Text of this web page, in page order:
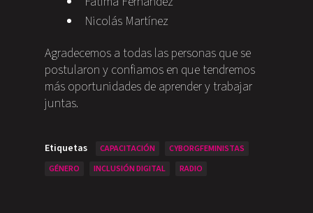
Nicolás Martínez
Agradecemos a todas las personas que se
postularon y confiamos en que tendremos
más oportunidades de aprender y trabajar
juntas.
Etiquetas CAPACITACIÓN
CYBORGFEMINISTAS
GÉNERO
INCLUSIÓN DIGITAL RADIO